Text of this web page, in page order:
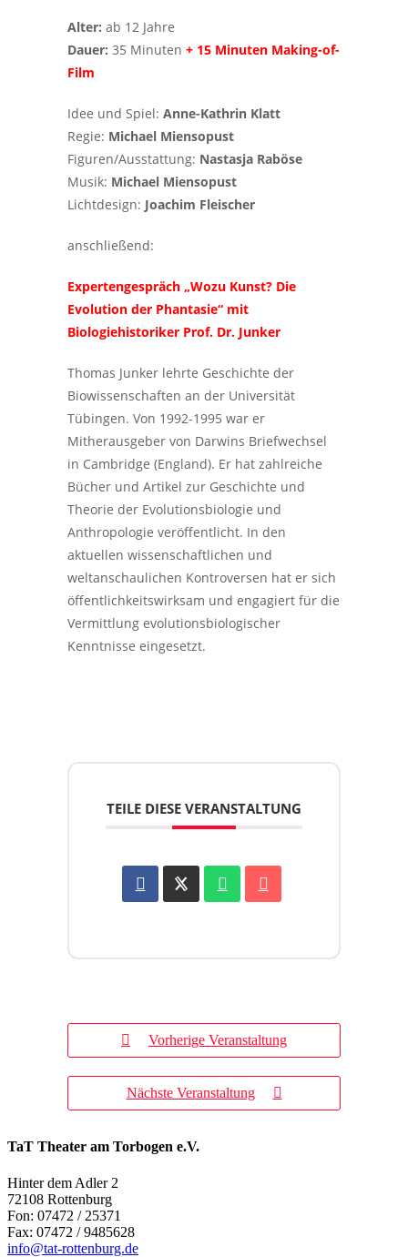
Alter: ab 12 Jahre
Dauer: 35 Minuten + 15 Minuten Making-of-
Film
Idee und Spiel: Anne-Kathrin Klatt
Regie: Michael Miensopust
Figuren/Ausstattung: Nastasja Raböse
Musik: Michael Miensopust
Lichtdesign: Joachim Fleischer
anschließend:
Expertengespräch „Wozu Kunst? Die
Evolution der Phantasie“ mit
Biologiehistoriker Prof. Dr. Junker
Thomas Junker lehrte Geschichte der
Biowissenschaften an der Universität
Tübingen. Von 1992-1995 war er
Mitherausgeber von Darwins Briefwechsel
in Cambridge (England). Er hat zahlreiche
Bücher und Artikel zur Geschichte und
Theorie der Evolutionsbiologie und
Anthropologie veröffentlicht. In den
aktuellen wissenschaftlichen und
weltanschaulichen Kontroversen hat er sich
öffentlichkeitswirksam und engagiert für die
Vermittlung evolutionsbiologischer
Kenntnisse eingesetzt.
TEILE DIESE VERANSTALTUNG
Vorherige Veranstaltung
Nächste Veranstaltung
TaT Theater am Torbogen e.V.
Hinter dem Adler 2
72108 Rottenburg
Fon: 07472 / 25371
Fax: 07472 / 9485628
info@tat-rottenburg.de